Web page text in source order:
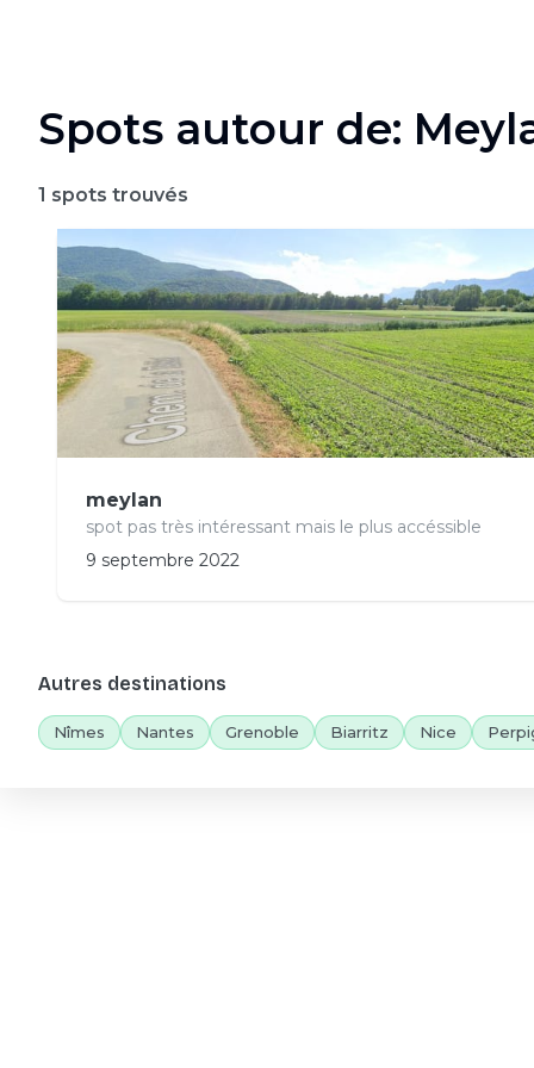
Spots autour de:
1 spots trouvés
meylan
spot pas très intéressant mais le plus accéssible
9 septembre 2022
Autres destinations
Nîmes Nantes Grenoble Biarritz Nice